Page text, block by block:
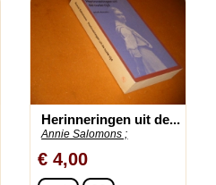
Herinneringen uit de...
Annie Salomons ;
€ 4,00